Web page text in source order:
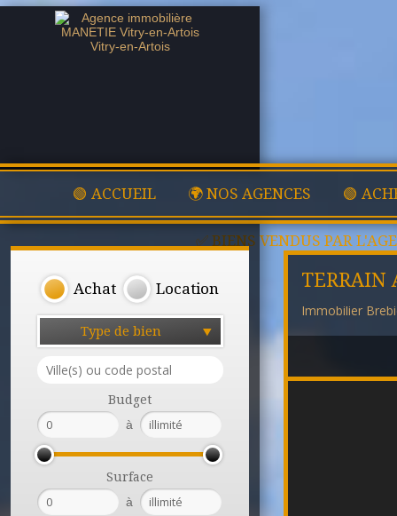
🟢 ACCUEIL 🌍 NOS AGENCES 🟢
✅ BIENS VENDUS PAR
Achat Location
Type de bien
Budget
à
Surface
à
TERRAIN
Immobilier